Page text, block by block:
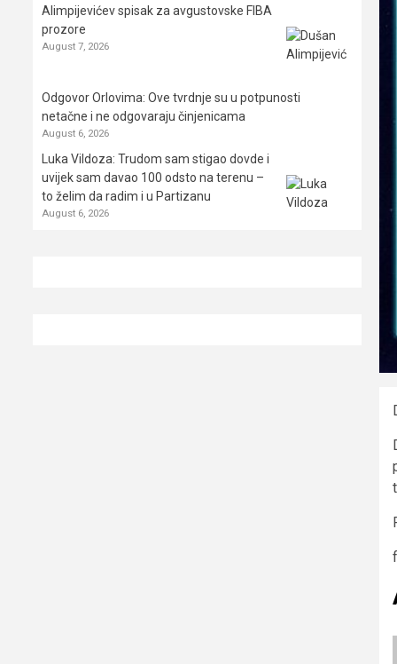
Alimpijevićev spisak za avgustovske FIBA
prozore
August 7, 2026
Odgovor Orlovima: ​Ove tvrdnje su u potpunosti
netačne i ne odgovaraju činjenicama
August 6, 2026
Luka Vildoza: Trudom sam stigao dovde i
uvijek sam davao 100 odsto na terenu –
to želim da radim i u Partizanu
August 6, 2026